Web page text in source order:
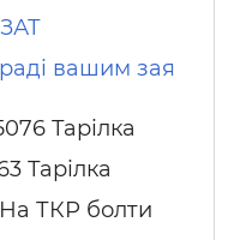
вашим зая
Тарілка
Тарілка
На ТКР болти